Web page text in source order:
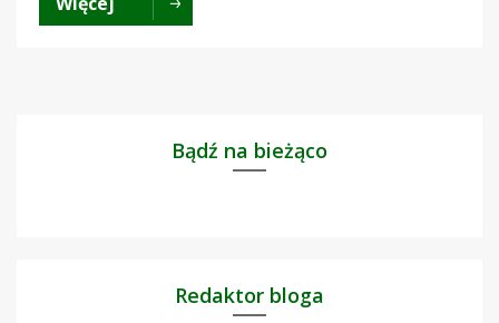
Bądź na bieżąco
Redaktor bloga